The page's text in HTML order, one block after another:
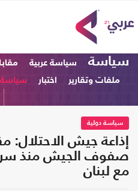
سياسة سياسة عربية
ملفات وتقارير
اختبار سياسة
سياسة دولية
صفوف الجيش منذ
مع لبنان